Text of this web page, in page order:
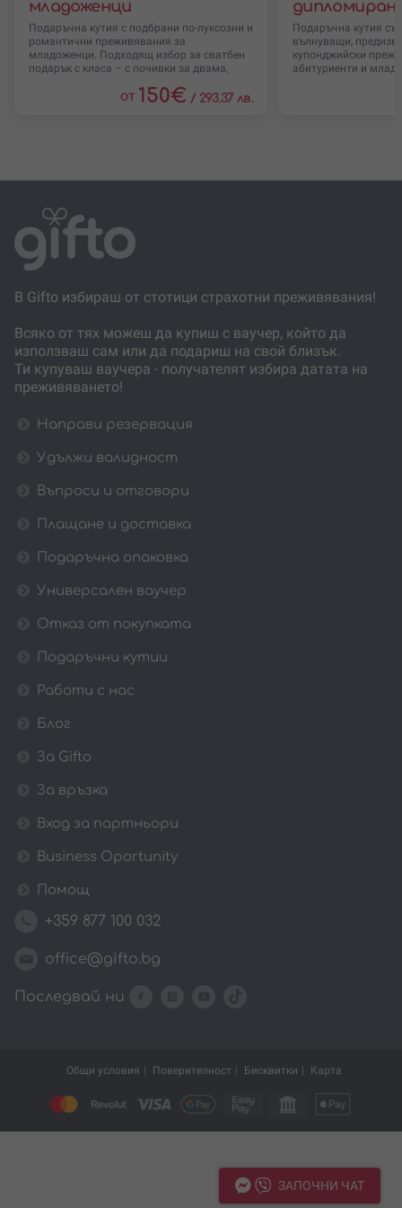
Преживяванията са на различни локации в
страната.
Някои предложения могат да имат сезонни, часови
или организационни ограничения според
конкретния партньор.
Ако избраното преживяване е на по-ниска стойност,
младоженци
Подаръчна кутия с подбрани по-луксозни и
романтични преживявания за
младоженци. Подходящ избор за сватбен
подарък с класа – с почивки за двама,
от 150€ / 293.37 лв.
Подаръчна кутия
вълнуващи,
купонджийски
абитуриенти и
В Gifto избираш от стотици страхотни преживявания!
Всяко от тях можеш да купиш с ваучер, който да
използваш сам или да подариш на свой близък.
Ти купуваш ваучера - получателят избира датата на
преживяването!
Направи резервация
Удължи валидност
Въпроси и отговори
Плащане и доставка
Подаръчна опаковка
Универсален ваучер
Отказ от покупката
Подаръчни кутии
Работи с нас
Блог
За Gifto
За връзка
Вход за партньори
Business Oportunity
Помощ
+359 877 100 032
office@gifto.bg
Последвай ни
Общи условия Поверителност Бисквитки Карта
ЗАПОЧНИ ЧАТ